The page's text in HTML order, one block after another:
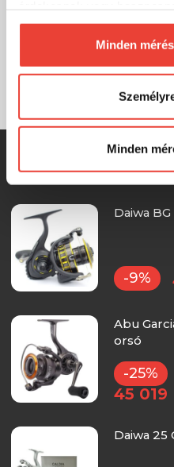
biztosításához arra kérünk,
számunkra minden mérés
Természetesensoha
megváltoztathatod a
Előre is köszönjük!
Minden
Minden
Súly
Párosítható orsó
Méret
SZINTÉN
Daiwa
-9%
Abu
orsó
-25%
45 019
Daiwa 25